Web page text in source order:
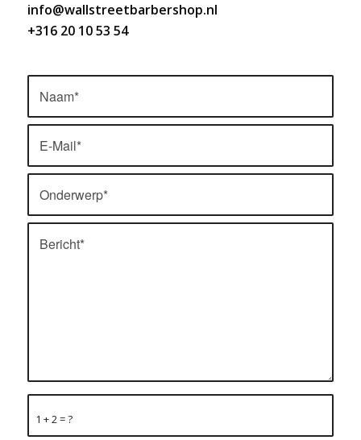
info@wallstreetbarbershop.nl
+316 20 10 53 54
1 + 2 = ?